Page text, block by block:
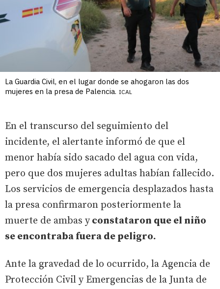
La Guardia Civil, en el lugar donde se ahogaron las dos
mujeres en la presa de Palencia. ICAL
En el transcurso del seguimiento del
incidente, el alertante informó de que el
menor había sido sacado del agua con vida,
pero que dos mujeres adultas habían fallecido.
Los servicios de emergencia desplazados hasta
la presa confirmaron posteriormente la
muerte de ambas yconstataron que el niño
se encontraba fuera de peligro.
Ante la gravedad de lo ocurrido, la Agencia de
Protección Civil y Emergencias de la Junta de